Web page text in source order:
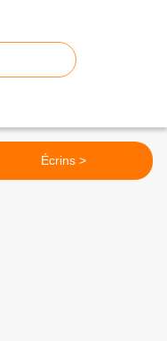
Écrins >